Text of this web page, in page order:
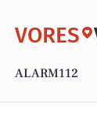
VORES
ALARM112